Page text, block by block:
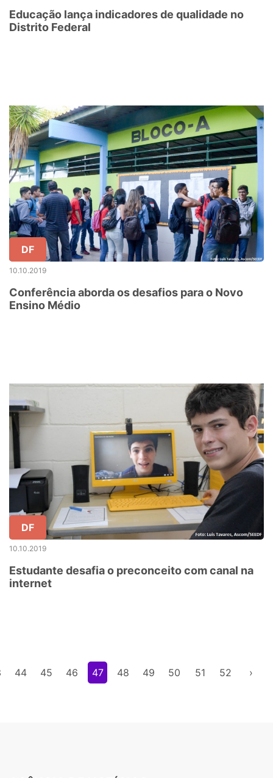
Educação lança indicadores de qualidade no
Distrito Federal
DF
10.10.2019
Conferência aborda os desafios para o Novo
Ensino Médio
DF
10.10.2019
Estudante desafia o preconceito com canal na
internet
44 45 46 47 48 49 50 51 52 ›